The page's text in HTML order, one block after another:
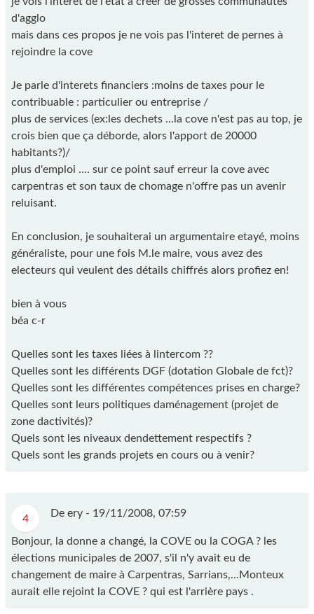
d'agglo
mais dans ces propos je ne vois pas l'interet de pernes à
rejoindre la cove
Je parle d'interets financiers :moins de taxes pour le
contribuable : particulier ou entreprise /
plus de services (ex:les dechets ...la cove n'est pas au top, je
crois bien que ça déborde, alors l'apport de 20000
habitants?)/
plus d'emploi .... sur ce point sauf erreur la cove avec
carpentras et son taux de chomage n'offre pas un avenir
reluisant.
En conclusion, je souhaiterai un argumentaire etayé, moins
généraliste, pour une fois M.le maire, vous avez des
electeurs qui veulent des détails chiffrés alors profiez en!
bien à vous
béa c-r
Quelles sont les taxes liées à lintercom ??
Quelles sont les différents DGF (dotation Globale de fct)?
Quelles sont les différentes compétences prises en charge?
Quelles sont leurs politiques daménagement (projet de
zone dactivités)?
Quels sont les niveaux dendettement respectifs ?
Quels sont les grands projets en cours ou à venir?
4 De ery - 19/11/2008, 07:59
Bonjour, la donne a changé, la COVE ou la COGA ? les
élections municipales de 2007, s'il n'y avait eu de
changement de maire à Carpentras, Sarrians,...Monteux
aurait elle rejoint la COVE ? qui est l'arrière pays .